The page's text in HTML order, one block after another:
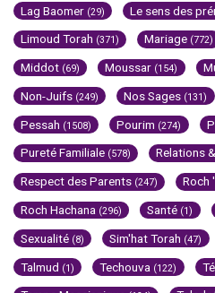
Lag Baomer (29) Le sens des
Limoud Torah (371) Mariage (772)
Middot (69) Moussar (154)
Non-Juifs (249) Nos Sages (131)
Pessah (1508) Pourim (274)
Pureté Familiale (578) Relations
Respect des Parents (247) Roch
Roch Hachana (296) Santé (1)
Sexualité (8) Sim'hat Torah (47)
Talmud (1) Techouva (122)